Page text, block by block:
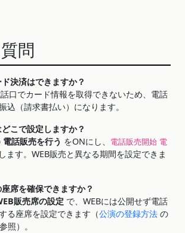
問
決済はできますか？
口でカード情報を取得できないため、電話
込（請求書払い）になります。
こで設定しますか？
電話販売を行う をONにし、 電話販売開始 電
ます。WEB販売と異なる期間を設定できま
席を確保できますか？
販売席の設定 で、WEBには公開せず電話
る座席を設定できます（公演の登録方法 の
照）。